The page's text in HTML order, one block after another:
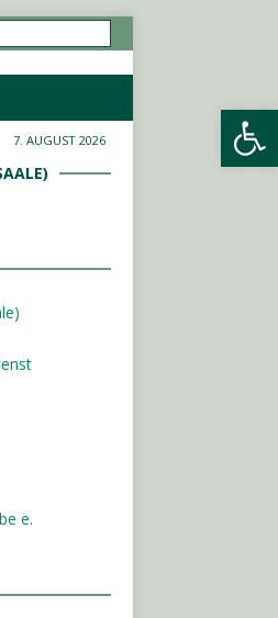
Werkzeugleiste öffnen
7. AUGUST 2026